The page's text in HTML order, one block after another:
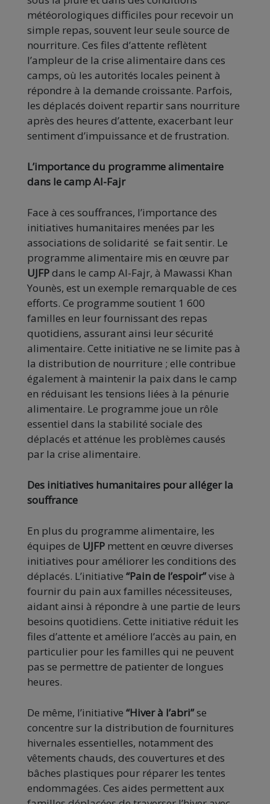
météorologiques difficiles pour recevoir un
simple repas, souvent leur seule source de
nourriture. Ces files d’attente reflètent
l’ampleur de la crise alimentaire dans ces
camps, où les autorités locales peinent à
répondre à la demande croissante. Parfois,
les déplacés doivent repartir sans nourriture
après des heures d’attente, exacerbant leur
sentiment d’impuissance et de frustration.
L’importance du programme alimentaire
dans le camp Al-Fajr
Face à ces souffrances, l’importance des
initiatives humanitaires menées par les
associations de solidarité se fait sentir. Le
programme alimentaire mis en œuvre par
UJFPdans le camp Al-Fajr, à Mawassi Khan
Younès, est un exemple remarquable de ces
efforts. Ce programme soutient 1 600
familles en leur fournissant des repas
quotidiens, assurant ainsi leur sécurité
alimentaire. Cette initiative ne se limite pas à
la distribution de nourriture ; elle contribue
également à maintenir la paix dans le camp
en réduisant les tensions liées à la pénurie
alimentaire. Le programme joue un rôle
essentiel dans la stabilité sociale des
déplacés et atténue les problèmes causés
par la crise alimentaire.
Des initiatives humanitaires pour alléger la
souffrance
En plus du programme alimentaire, les
équipes de UJFP mettent en œuvre diverses
initiatives pour améliorer les conditions des
déplacés. L’initiative “Pain de l’espoir”vise à
fournir du pain aux familles nécessiteuses,
aidant ainsi à répondre à une partie de leurs
besoins quotidiens. Cette initiative réduit les
files d’attente et améliore l’accès au pain, en
particulier pour les familles qui ne peuvent
pas se permettre de patienter de longues
heures.
De même, l’initiative “Hiver à l’abri”se
concentre sur la distribution de fournitures
hivernales essentielles, notamment des
vêtements chauds, des couvertures et des
bâches plastiques pour réparer les tentes
endommagées. Ces aides permettent aux